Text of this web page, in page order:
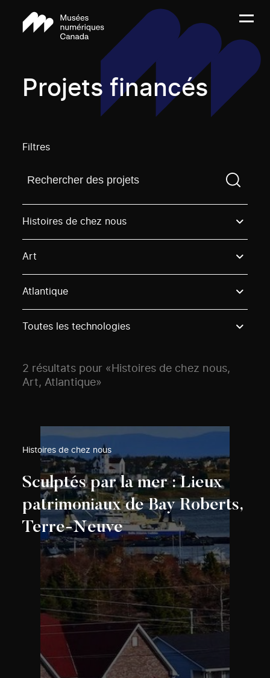
Projets financés
Filtres
Trouvez un projetVous devez saisir un terme de
Histoires de chez nous
Art
Atlantique
Toutes les technologies
2 résultats pour «Histoires de chez nous,
Art, Atlantique»
Histoires de chez nous
Sculptés par la mer : Lieux
patrimoniaux de Bay Roberts,
Terre-Neuve